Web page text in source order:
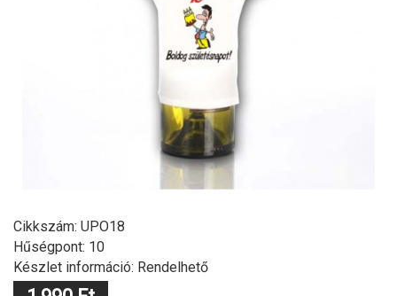
Cikkszám: UPO18
Hűségpont: 10
Készlet információ: Rendelhető